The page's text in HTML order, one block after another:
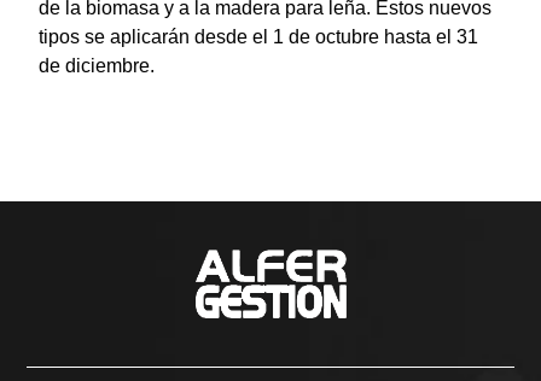
de la biomasa y a la madera para leña. Estos nuevos
tipos se aplicarán desde el 1 de octubre hasta el 31
de diciembre.